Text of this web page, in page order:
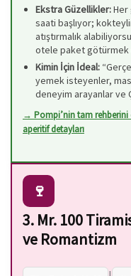
Ekstra Güzellikler:Her
saati başlıyor;
atıştırmalık
otele paket götürmek
Kimin İçin İdeal:
yemek isteyenler,
deneyim arayanlar ve
→ Pompi’nin tam rehberini
aperitif detayları
🍷
3. Mr. 100
ve Romantizm